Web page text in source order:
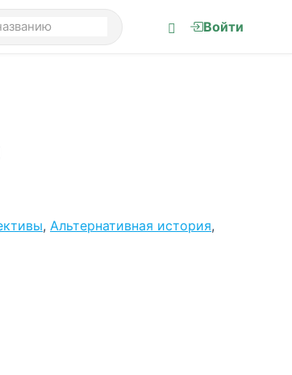
Войти
, Альтернативная история,